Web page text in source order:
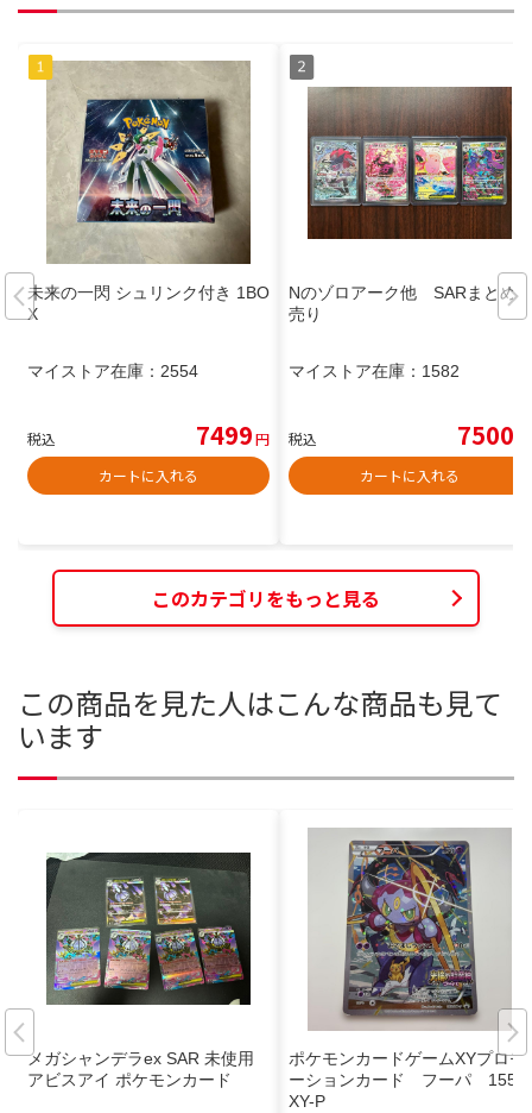
未来の一閃 シュリンク付き 1BO
X
マイストア在庫： 2554
税込 7499円
カートに入れる
Nのゾロアーク他 SARまとめ
売り
マイストア在庫： 1582
税込 7500
カートに入れる
このカテゴリをもっと見る
この商品を見た人はこんな商品も見て
います
メガシャンデラex SAR 未使用
アビスアイ ポケモンカード
ポケモンカードゲームXYプロモ
ーションカード フーパ 155/
XY-P